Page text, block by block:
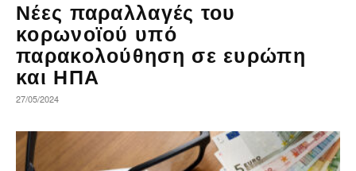
Νέες παραλλαγές του
κορωνοϊού υπό
παρακολούθηση σε ευρώπη
και ΗΠΑ
27/05/2024